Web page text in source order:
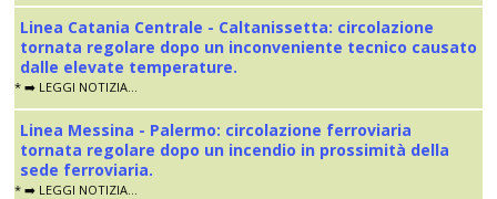
Linea Catania Centrale - Caltanissetta: circolazione
tornata regolare dopo un inconveniente tecnico causato
dalle elevate temperature.
* ➡️ LEGGI NOTIZIA...
Linea Messina - Palermo: circolazione ferroviaria
tornata regolare dopo un incendio in prossimità della
sede ferroviaria.
* ➡️ LEGGI NOTIZIA...